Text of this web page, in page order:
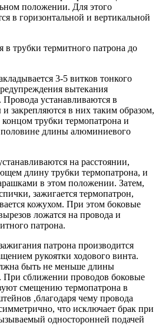
положении. Для этого
в горизонтальной и вертикальной
в трубки термитного патрона до
3-5 витков тонкого
вытекания
Провода устанавливаются в
закрепляются в них таким образом,
трубки термопатрона и
длины алюминиевого
на расстоянии,
длину трубки термопатрона, и
в этом положении. Затем,
зажигается термопатрон,
кожухом. При этом боковые
ложатся на провода и
патрона.
патрона производится
рукоятки ходового винта.
быть не меньше длины
При сближении проводов боковые
смещению термопатрона в
,благодаря чему провода
что исключает брак при
односторонней подачей